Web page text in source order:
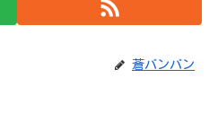
蒼バンバン